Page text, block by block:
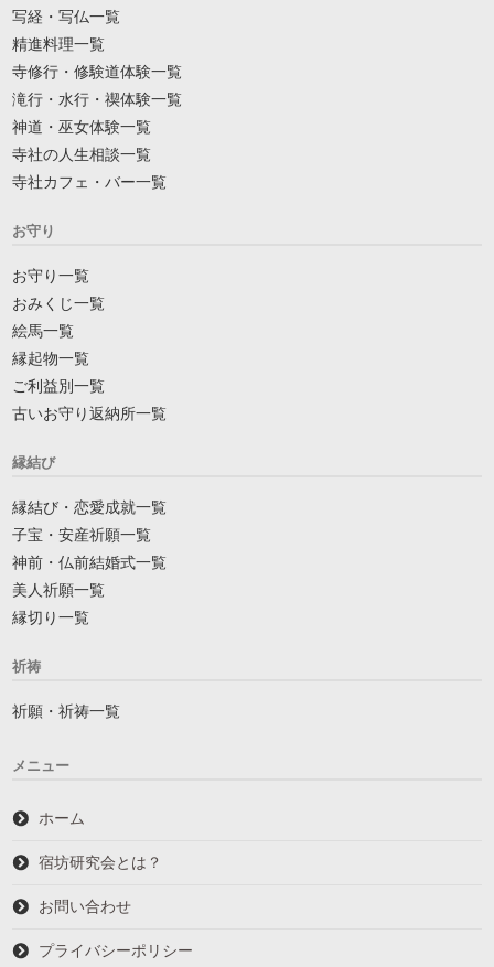
写経・写仏一覧
精進料理一覧
寺修行・修験道体験一覧
滝行・水行・禊体験一覧
神道・巫女体験一覧
寺社の人生相談一覧
寺社カフェ・バー一覧
お守り
お守り一覧
おみくじ一覧
絵馬一覧
縁起物一覧
ご利益別一覧
古いお守り返納所一覧
縁結び
縁結び・恋愛成就一覧
子宝・安産祈願一覧
神前・仏前結婚式一覧
美人祈願一覧
縁切り一覧
祈祷
祈願・祈祷一覧
メニュー
ホーム
宿坊研究会とは？
お問い合わせ
プライバシーポリシー